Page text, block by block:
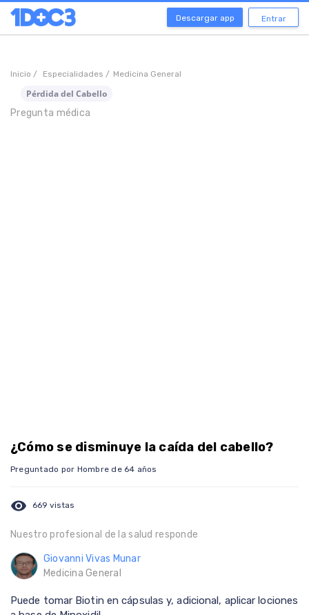
Descargar app Entrar
Inicio / Especialidades / Medicina General
Pérdida del Cabello
Pregunta médica
¿Cómo se disminuye la caída del cabello?
Preguntado por Hombre de 64 años
visibility 669 vistas
Nuestro profesional de la salud responde
Giovanni Vivas Munar
Medicina General
Puede tomar Biotin en cápsulas y, adicional, aplicar lociones